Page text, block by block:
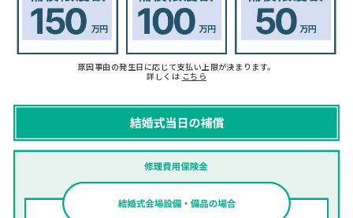
原因事由の発生日に応じて支払い上限が決まります。
詳しくは こちら